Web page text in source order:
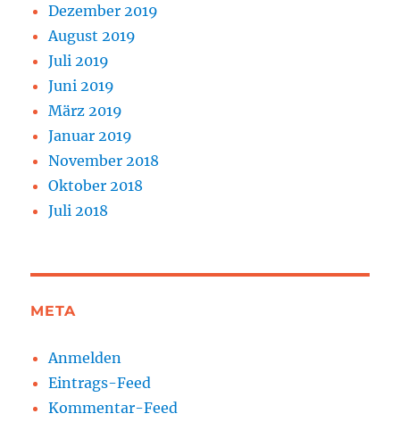
Dezember 2019
August 2019
Juli 2019
Juni 2019
März 2019
Januar 2019
November 2018
Oktober 2018
Juli 2018
META
Anmelden
Eintrags-Feed
Kommentar-Feed